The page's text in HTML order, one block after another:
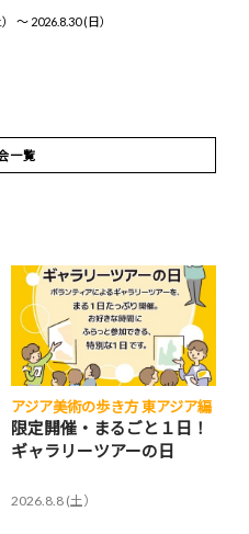
〜 2026.8.30 (日）
一覧
アジア美術の歩き方 東アジア編
限定開催・まるごと１日！
ギャラリーツアーの日
2026.8.8 (土）